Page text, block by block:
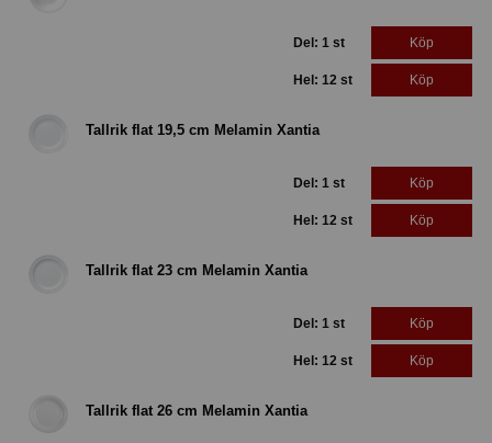
Del: 1 st Köp
Hel: 12 st Köp
Tallrik flat 19,5 cm Melamin Xantia
Del: 1 st Köp
Hel: 12 st Köp
Tallrik flat 23 cm Melamin Xantia
Del: 1 st Köp
Hel: 12 st Köp
Tallrik flat 26 cm Melamin Xantia